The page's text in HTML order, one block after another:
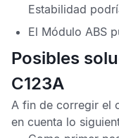
Estabilidad
El Módulo ABS
Posibles
C123A
A fin de corregir el
en cuenta lo